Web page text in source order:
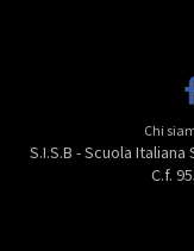
Chi
S.I.S.B - Scuola Italiana
C.f.